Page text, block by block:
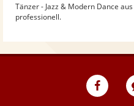
Tänzer - Jazz & Modern Dance
professionell.